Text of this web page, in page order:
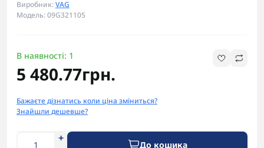
Виробник:VAG
Модель: 09G321105
В наявності: 1
5 480.77грн.
Бажаєте дізнатись коли ціна зміниться?
Знайшли дешевше?
До кошика